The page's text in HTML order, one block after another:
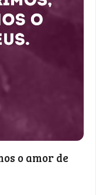
o amor de